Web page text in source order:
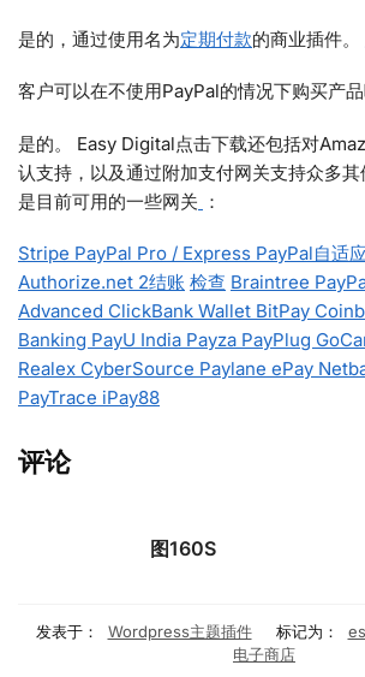
是的，通过使用名为定期付款的商业插件。
客户可以在不使用PayPal的情况下购买产品
是的。 Easy Digital点击下载还包括对
认支持，以及通过附加支付网关支持众多
是目前可用的一些网关 ：
Stripe PayPal Pro / Express PayPal自适
Authorize.net 2结账 检查 Braintree
Advanced ClickBank Wallet BitPay
Banking PayU India Payza PayPlug
Realex Cyber​​Source Paylane ePay
PayTrace iPay88
评论
图160S
发表于： Wordpress主题插件 标记为：
电子商店